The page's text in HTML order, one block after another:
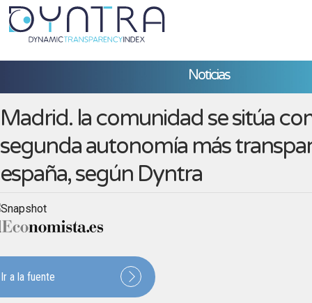
Noticias
Madrid. la comunidad se sitúa
segunda autonomía más
españa, según Dyntra
Ir a la fuente